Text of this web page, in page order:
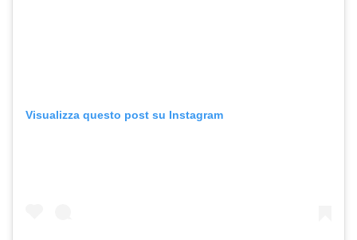
Visualizza questo post su Instagram